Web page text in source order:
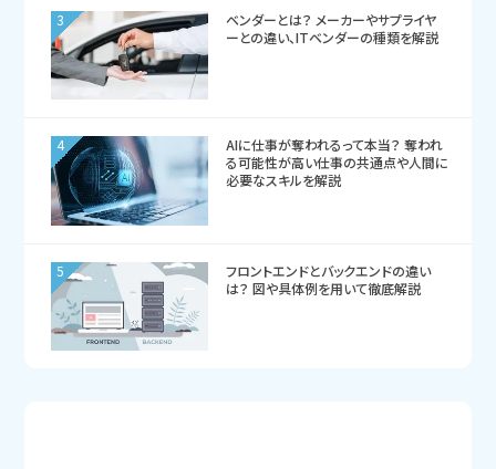
3
ベンダーとは？ メーカーやサプライヤ
ーとの違い、ITベンダーの種類を解説
4
AIに仕事が奪われるって本当？ 奪われ
る可能性が高い仕事の共通点や人間に
必要なスキルを解説
5
フロントエンドとバックエンドの違い
は？ 図や具体例を用いて徹底解説